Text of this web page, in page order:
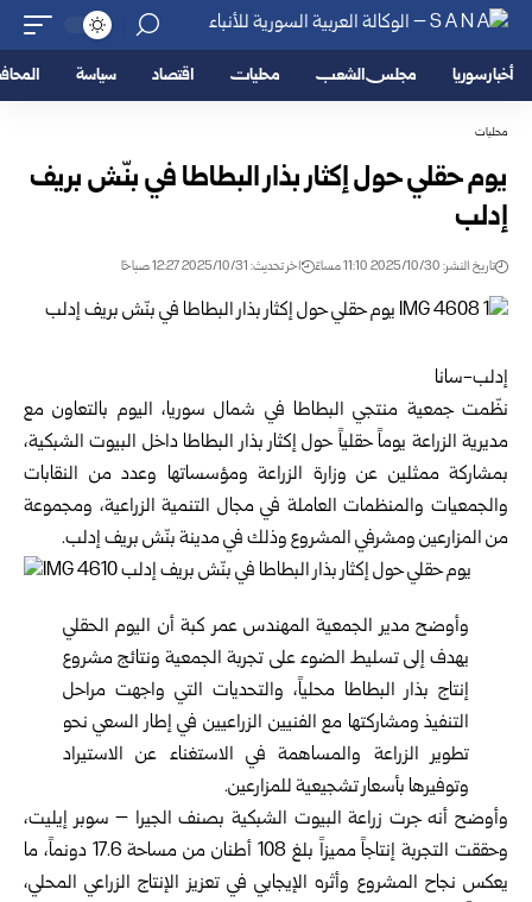
أخبار سوريا مجلس الشعب محليات اقتصاد سياسة
محليات
يوم حقلي حول إكثار بذار البطاطا في بنّش بريف
إدلب
تاريخ النشر: 2025/10/30 11:10 مساءً اخر تحديث: 2025/10/31 12:27 صباحًا
إدلب-سانا
نظّمت جمعية منتجي البطاطا في شمال سوريا، اليوم بالتعاون مع
مديرية الزراعة يوماً حقلياً حول إكثار بذار البطاطا داخل البيوت الشبكية،
بمشاركة ممثلين عن وزارة الزراعة ومؤسساتها وعدد من النقابات
والجمعيات والمنظمات العاملة في مجال التنمية الزراعية، ومجموعة
من المزارعين ومشرفي المشروع وذلك في مدينة بنّش بريف إدلب.
وأوضح مدير الجمعية المهندس عمر كبة أن اليوم الحقلي
يهدف إلى تسليط الضوء على تجربة الجمعية ونتائج مشروع
إنتاج بذار البطاطا محلياً، والتحديات التي واجهت مراحل
التنفيذ ومشاركتها مع الفنيين الزراعيين في إطار السعي نحو
تطوير الزراعة والمساهمة في الاستغناء عن الاستيراد
وتوفيرها بأسعار تشجيعية للمزارعين.
وأوضح أنه جرت زراعة البيوت الشبكية بصنف الجيرا – سوبر إيليت،
وحققت التجربة إنتاجاً مميزاً بلغ 108 أطنان من مساحة 17.6 دونماً، ما
يعكس نجاح المشروع وأثره الإيجابي في تعزيز الإنتاج الزراعي المحلي،